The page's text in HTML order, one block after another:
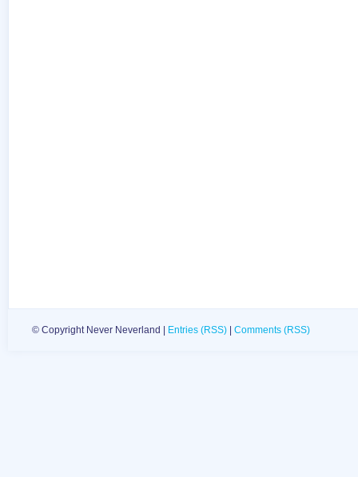
© Copyright Never Neverland | Entries (RSS) Comments (RSS)